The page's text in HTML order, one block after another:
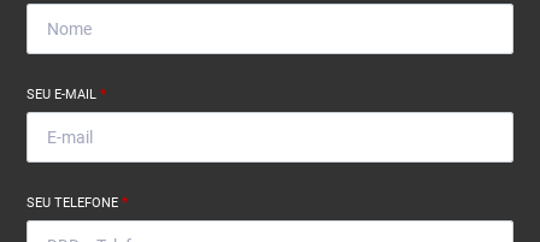
SEU E-MAIL*
SEU TELEFONE*